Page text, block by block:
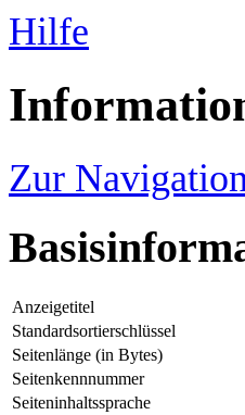
Hilfe
Zur
Anzeigetitel
Standardsortierschlüssel
Seitenlänge (in Bytes)
Seitenkennnummer
Seiteninhaltssprache